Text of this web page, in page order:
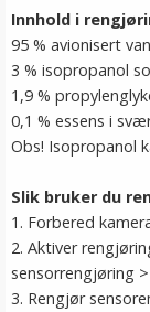
Innhold i
95 % avionisert
3 % isopropanol
1,9 %
0,1 % essens i
Obs! Isopropanol
Slik bruker du
1. Forbered
2. Aktiver
sensorrengjøring
3. Rengjør